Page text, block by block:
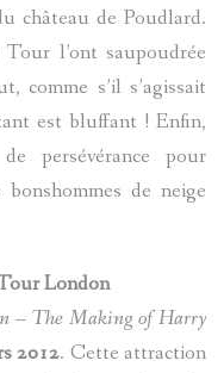
château de Poudlard.
l’ont saupoudrée
comme s’il s’agissait
est bluffant ! Enfin,
persévérance pour
de neige
London
– The Making of Harry
2012. Cette attraction